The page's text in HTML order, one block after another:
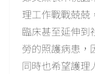
理工作戰戰兢兢
臨床甚至延伸到
勞的照護病患，
同時也希望護理